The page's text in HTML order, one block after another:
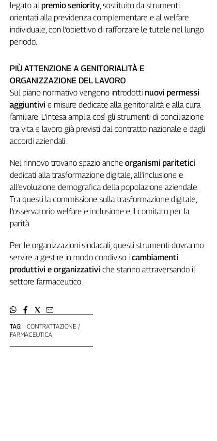
Girasoli
Il
Sassolino
Linea
Tech
It
Inserti
Idea
Diffusa
Le
trasmissioni
tv
Work
in
Progress
nel
Lavoro
Territori
Alto
Adige
Basilicata
TAG:
CONTRATTAZIONE
FARMACEUTICA
legato al premio seniority, sostituito da strumenti
orientati alla previdenza complementare e al welfare
individuale, con l’obiettivo di rafforzare le tutele nel lungo
periodo.
PIÙ ATTENZIONE A GENITORIALITÀ E
ORGANIZZAZIONE DEL LAVORO
Sul piano normativo vengono introdotti nuovi permessi
aggiuntivi e misure dedicate alla genitorialità e alla cura
familiare. L’intesa amplia così gli strumenti di conciliazione
tra vita e lavoro già previsti dal contratto nazionale e dagli
accordi aziendali.
Nel rinnovo trovano spazio anche organismi paritetici
dedicati alla trasformazione digitale, all’inclusione e
all’evoluzione demografica della popolazione aziendale.
Tra questi la commissione sulla trasformazione digitale,
l’osservatorio welfare e inclusione e il comitato per la
parità.
Per le organizzazioni sindacali, questi strumenti dovranno
servire a gestire in modo condiviso i cambiamenti
produttivi e organizzativi che stanno attraversando il
settore farmaceutico.